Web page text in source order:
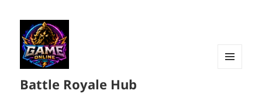
Battle Royale Hub